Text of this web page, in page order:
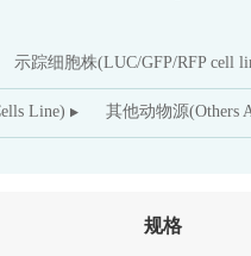
示踪细胞株(LUC/GFP/RFP cell
Line) 其他动物源(Others
规格